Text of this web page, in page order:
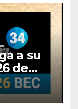
a su
de